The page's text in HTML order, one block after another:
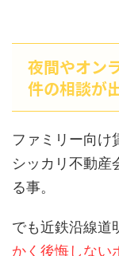
夜間やオン
件の相談が
ファミリー向け
シッカリ不動産
る事。
でも近鉄沿線道
かく後悔しない